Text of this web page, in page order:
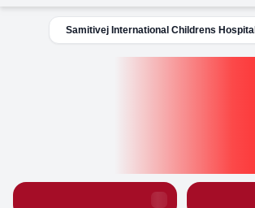
Samitivej International Childrens Hospital